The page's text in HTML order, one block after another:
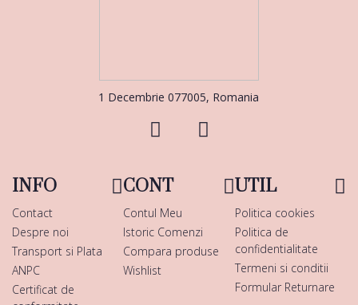
1 Decembrie 077005, Romania
INFO
Contact
Despre noi
Transport si Plata
ANPC
Certificat de
CONT
Contul Meu
Istoric Comenzi
Compara produse
Wishlist
UTIL
Politica cookies
Politica de
confidentialitate
Termeni si conditii
Formular Returnare